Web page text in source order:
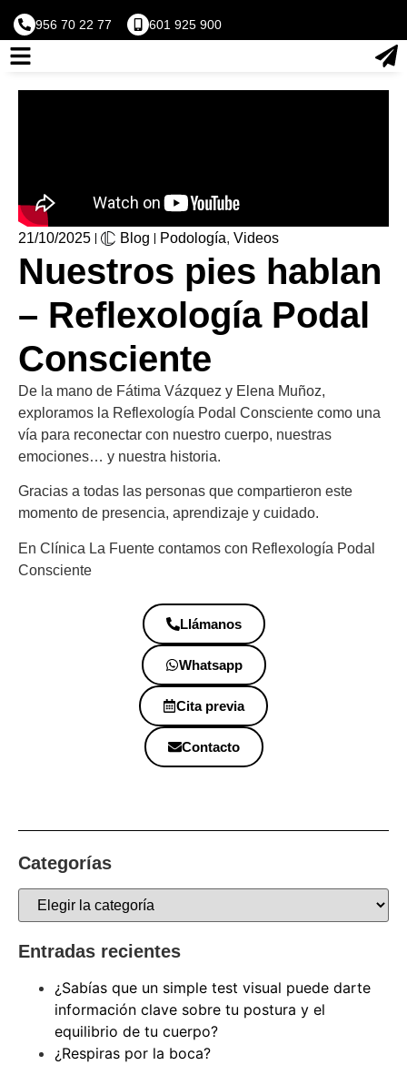
956 70 22 77 601 925 900
21/10/2025 Blog Podología, Videos
Nuestros pies hablan
– Reflexología Podal
Consciente
De la mano de Fátima Vázquez y Elena Muñoz,
exploramos la Reflexología Podal Consciente como una
vía para reconectar con nuestro cuerpo, nuestras
emociones… y nuestra historia.
Gracias a todas las personas que compartieron este
momento de presencia, aprendizaje y cuidado.
En Clínica La Fuente contamos con Reflexología Podal
Consciente
Llámanos
Whatsapp
Cita previa
Contacto
Categorías
Entradas recientes
¿Sabías que un simple test visual puede darte
información clave sobre tu postura y el
equilibrio de tu cuerpo?
¿Respiras por la boca?